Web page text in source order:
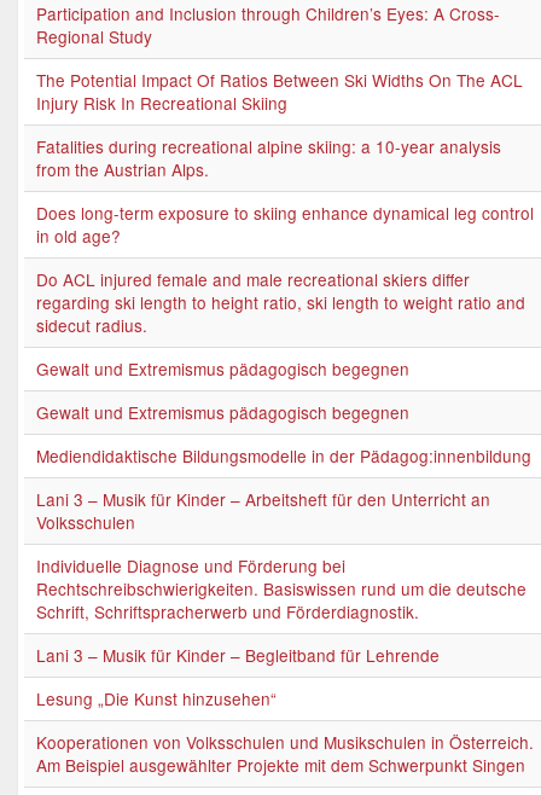
Participation and Inclusion through Children’s Eyes: A Cross-
Regional Study
The Potential Impact Of Ratios Between Ski Widths On The ACL
Injury Risk In Recreational Skiing
Fatalities during recreational alpine skiing: a 10-year analysis
from the Austrian Alps.
Does long-term exposure to skiing enhance dynamical leg control
in old age?
Do ACL injured female and male recreational skiers differ
regarding ski length to height ratio, ski length to weight ratio and
sidecut radius.
Gewalt und Extremismus pädagogisch begegnen
Gewalt und Extremismus pädagogisch begegnen
Mediendidaktische Bildungsmodelle in der Pädagog:innenbildung
Lani 3 – Musik für Kinder – Arbeitsheft für den Unterricht an
Volksschulen
Individuelle Diagnose und Förderung bei
Rechtschreibschwierigkeiten. Basiswissen rund um die deutsche
Schrift, Schriftspracherwerb und Förderdiagnostik.
Lani 3 – Musik für Kinder – Begleitband für Lehrende
Lesung „Die Kunst hinzusehen“
Kooperationen von Volksschulen und Musikschulen in Österreich.
Am Beispiel ausgewählter Projekte mit dem Schwerpunkt Singen